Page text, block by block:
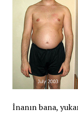
İnanın bana,